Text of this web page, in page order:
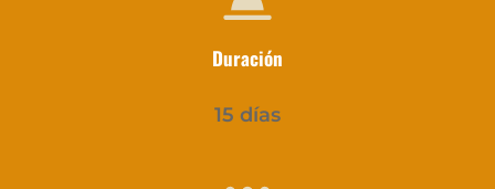
Duración
15 días